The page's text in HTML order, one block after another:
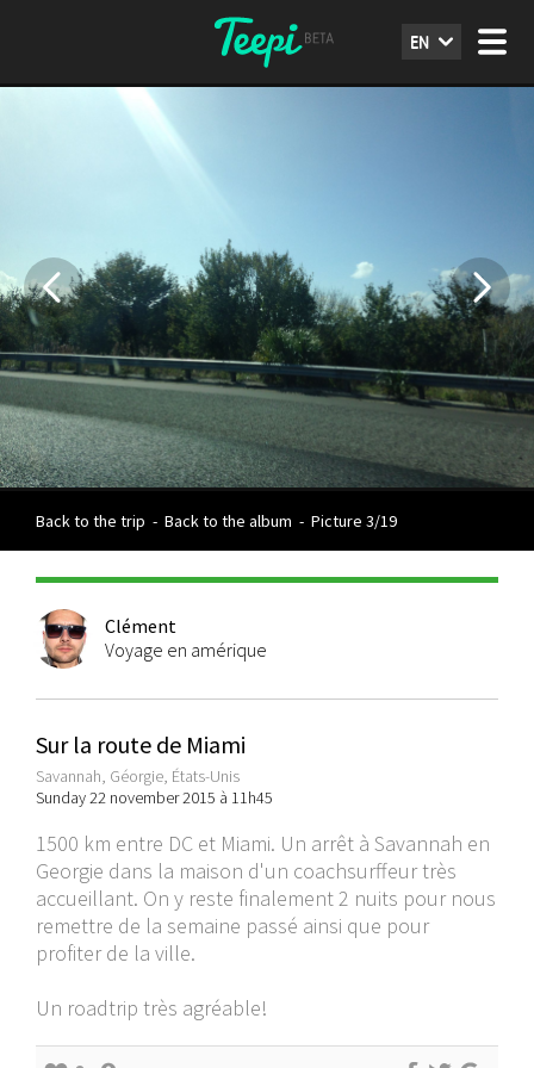
EN
Back to the trip - Back to the album - Picture 3/19
Clément
Voyage en amérique
Sur la route de Miami
Savannah, Géorgie, États-Unis
Sunday 22 november 2015 à 11h45
1500 km entre DC et Miami. Un arrêt à Savannah en
Georgie dans la maison d'un coachsurffeur très
accueillant. On y reste finalement 2 nuits pour nous
remettre de la semaine passé ainsi que pour
profiter de la ville.
Un roadtrip très agréable!